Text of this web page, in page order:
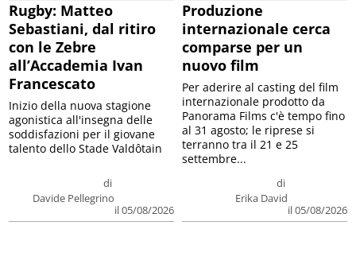
Rugby: Matteo
Sebastiani, dal ritiro
con le Zebre
all’Accademia Ivan
Francescato
di
Davide Pellegrino
il 05/08/2026
Inizio della nuova stagione
agonistica all'insegna delle
soddisfazioni per il giovane
talento dello Stade Valdôtain
Produzione
internazionale cerca
comparse per un
nuovo film
di
Erika David
il 05/08/2026
Per aderire al casting del film
internazionale prodotto da
Panorama Films c'è tempo fino
al 31 agosto; le riprese si
terranno tra il 21 e 25
settembre...